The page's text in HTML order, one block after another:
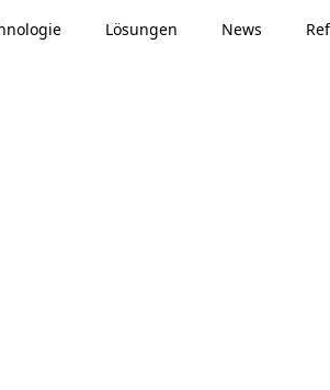
Lösungen News